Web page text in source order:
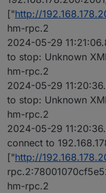
["http://
hm-rpc.2
2024-05-29
to stop: Unknown
hm-rpc.2
2024-05-29
to stop: Unknown
hm-rpc.2
2024-05-29
connect to
["http://
hm-rpc.2